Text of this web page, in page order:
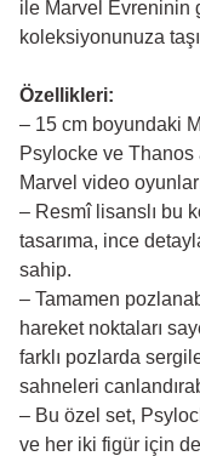
ile Marvel Evreninin
koleksiyonunuza
Özellikleri:
– 15 cm boyundaki
Psylocke ve
Marvel video
– Resmî lisanslı bu
tasarıma, ince
sahip.
– Tamamen
hareket noktaları
farklı pozlarda
sahneleri
– Bu özel set,
ve her iki figür için